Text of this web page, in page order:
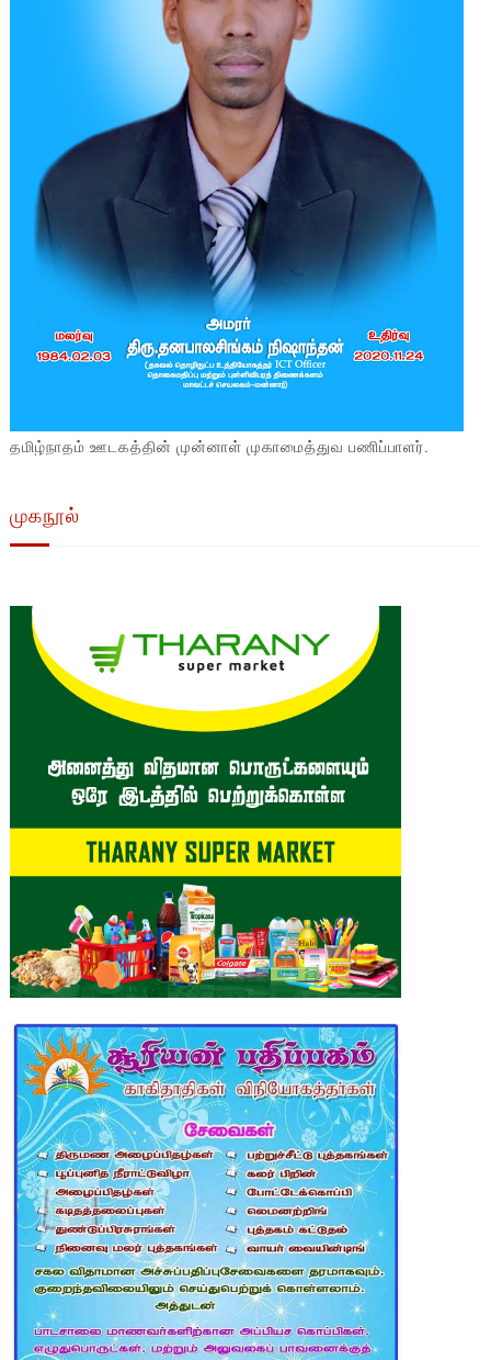
தமிழ்நாதம் ஊடகத்தின் முன்னாள் முகாமைத்துவ பணிப்பாளர்.
முகநூல்